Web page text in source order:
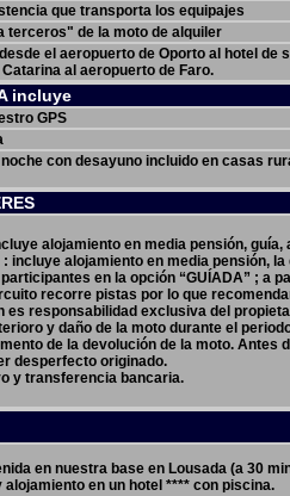
que transporta los equipajes
terceros" de la moto de alquiler
el aeropuerto de Oporto al hotel de
al aeropuerto de Faro.
incluye
GPS
con desayuno incluido en casas
alojamiento en media pensión,
: incluye alojamiento en media pensión,
en la opción “GUÍADA” ; a
recorre pistas por lo que
es responsabilidad exclusiva del
y daño de la moto durante el
de la devolución de la moto. Antes
desperfecto originado.
y transferencia bancaria.
en nuestra base en Lousada (a 30
alojamiento en un hotel **** con piscina.